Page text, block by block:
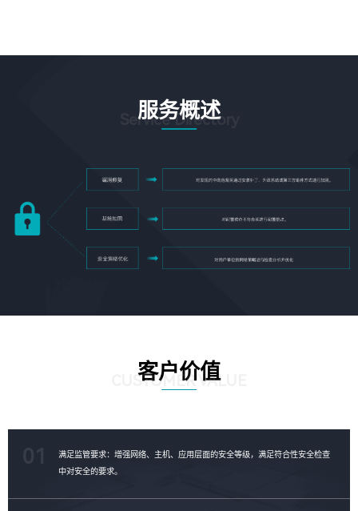
服务概述
Service Directory
客户价值
CUSTOMER VALUE
满足监管要求：增强网络、主机、应用层面的安全等级，满足符合性安全检查
中对安全的要求。